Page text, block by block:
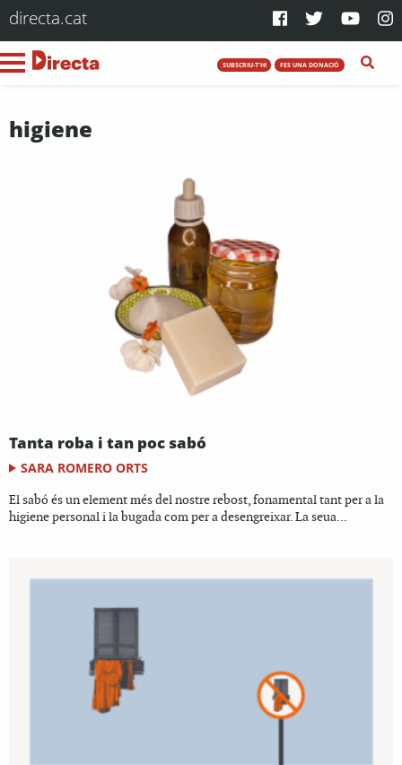
directa.cat
SUBSCRIU-T'HI FES UNA DONACIÓ
higiene
Tanta roba i tan poc sabó
SARA ROMERO ORTS
El sabó és un element més del nostre rebost, fonamental tant per a la
higiene personal i la bugada com per a desengreixar. La seua...